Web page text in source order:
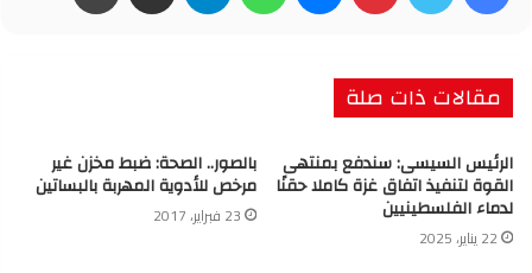
مقالات ذات صلة
الرئيس السيسى: سندفع بمنتهى
القوة لتنفيذ اتفاق غزة كاملا حقنًا
لدماء الفلسطينيين
22 يناير، 2025
بالصور.. الصحة: ضبط مخزن غير
مرخص للأدوية المهربة بالبساتين
23 فبراير، 2017